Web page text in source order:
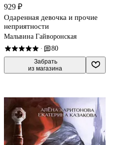
929 ₽
Одаренная девочка и прочие
неприятности
Мальвина Гайворонская
· 80
Забрать
из магазина